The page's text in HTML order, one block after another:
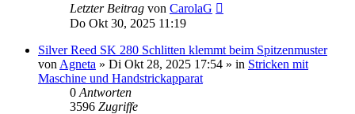
Letzter Beitrag von CarolaG
Do Okt 30, 2025 11:19
Silver Reed SK 280 Schlitten klemmt beim Spitzenmuster
von Agneta » Di Okt 28, 2025 17:54 » in Stricken mit
Maschine und Handstrickapparat
0 Antworten
3596 Zugriffe